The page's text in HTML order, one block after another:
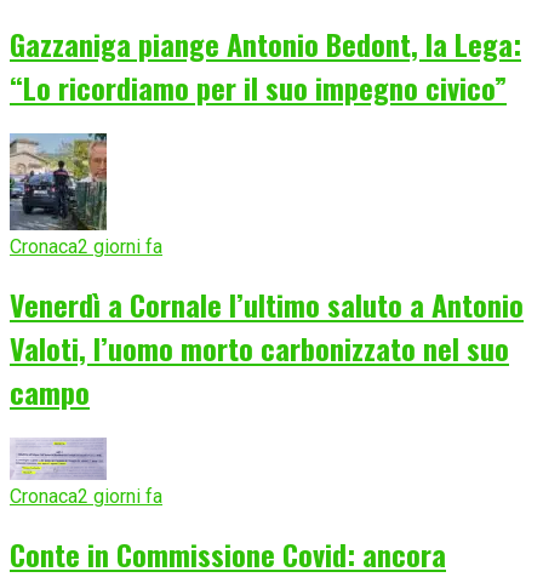
Gazzaniga piange Antonio Bedont, la Lega:
“Lo ricordiamo per il suo impegno civico”
Cronaca2 giorni fa
Venerdì a Cornale l’ultimo saluto a Antonio
Valoti, l’uomo morto carbonizzato nel suo
campo
Cronaca2 giorni fa
Conte in Commissione Covid: ancora